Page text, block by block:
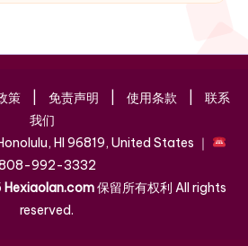
策 免责声明 使用条款
联系
我们
HI 96819, United States ｜
992-3332
Hexiaolan.com保留所有权利 All rights
reserved.